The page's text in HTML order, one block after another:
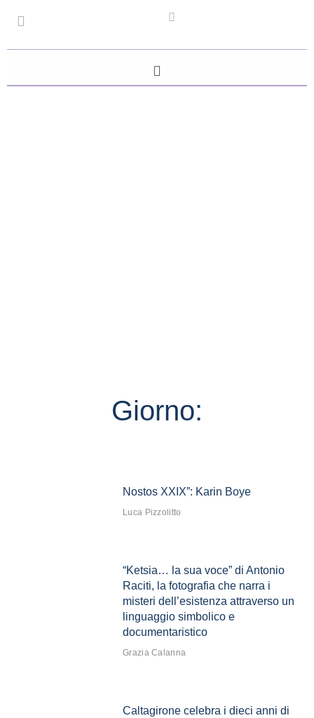
Giorno:
Nostos XXIX”: Karin Boye
Luca Pizzolitto
“Ketsia… la sua voce” di Antonio
Raciti, la fotografia che narra i
misteri dell’esistenza attraverso un
linguaggio simbolico e
documentaristico
Grazia Calanna
Caltagirone celebra i dieci anni di